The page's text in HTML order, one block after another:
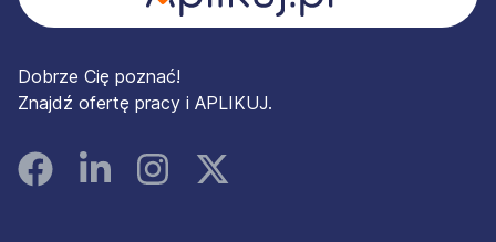
Dobrze Cię poznać!
Znajdź ofertę pracy i APLIKUJ.
FacebookLinked InInstagramInstagram